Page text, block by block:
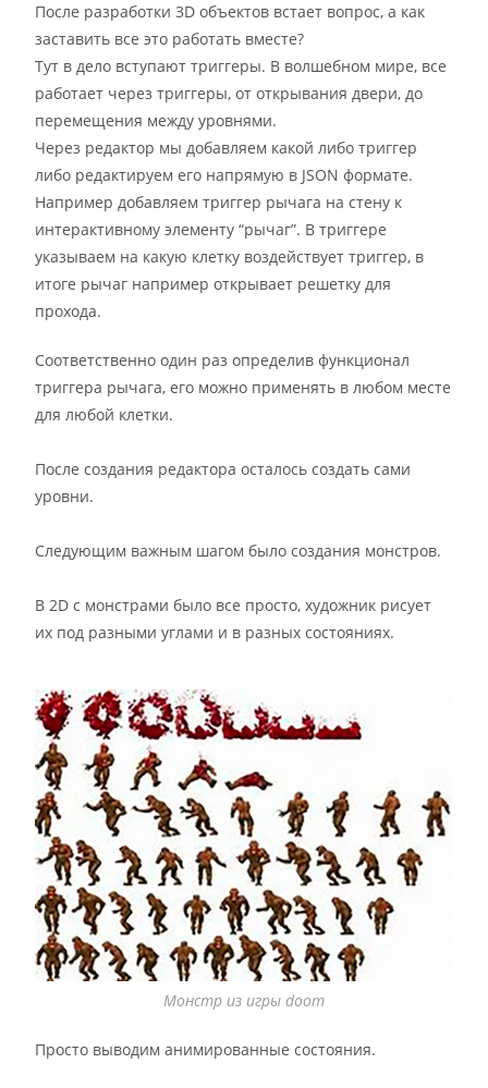
После разработки 3D объектов встает вопрос, а как
заставить все это работать вместе?
Тут в дело вступают триггеры. В волшебном мире, все
работает через триггеры, от открывания двери, до
перемещения между уровнями.
Через редактор мы добавляем какой либо триггер
либо редактируем его напрямую в JSON формате.
Например добавляем триггер рычага на стену к
интерактивному элементу “рычаг”. В триггере
указываем на какую клетку воздействует триггер, в
итоге рычаг например открывает решетку для
прохода.
Соответственно один раз определив функционал
триггера рычага, его можно применять в любом месте
для любой клетки.
После создания редактора осталось создать сами
уровни.
Следующим важным шагом было создания монстров.
В 2D с монстрами было все просто, художник рисует
их под разными углами и в разных состояниях.
Монстр из игры doom
Просто выводим анимированные состояния.